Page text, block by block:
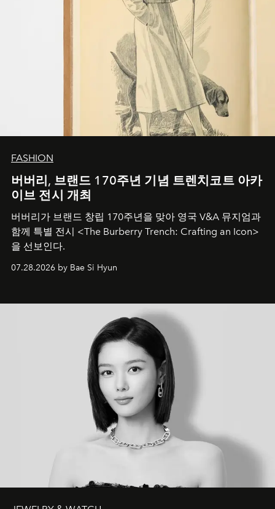
FASHION
버버리, 브랜드 170주년 기념 트렌치코트 아카
이브 전시 개최
버버리가 브랜드 창립 170주년을 맞아 영국 V&A 뮤지엄과
함께 특별 전시 <The Burberry Trench: Crafting an Icon>
을 선보인다.
07.28.2026 by Bae Si Hyun